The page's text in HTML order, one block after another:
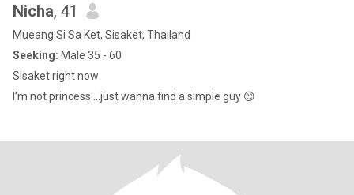
Nicha, 41
Mueang Si Sa Ket, Sisaket, Thailand
Seeking: Male 35 - 60
Sisaket right now
I’m not princess ...just wanna find a simple guy 😊